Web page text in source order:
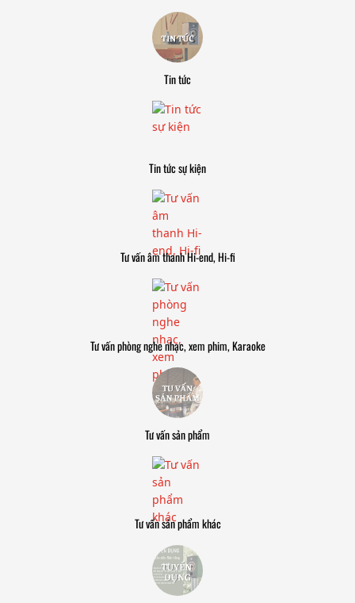
Tin tức
Tin tức sự kiện
Tư vấn âm thanh Hi-end, Hi-fi
Tư vấn phòng nghe nhạc, xem phim, Karaoke
Tư vấn sản phẩm
Tư vấn sản phẩm khác